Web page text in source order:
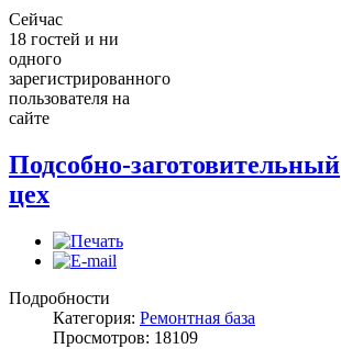
Сейчас
18 гостей и ни
одного
зарегистрированного
пользователя на
сайте
Подсобно-заготовительный
цех
Подробности
Категория: Ремонтная база
Просмотров: 18109